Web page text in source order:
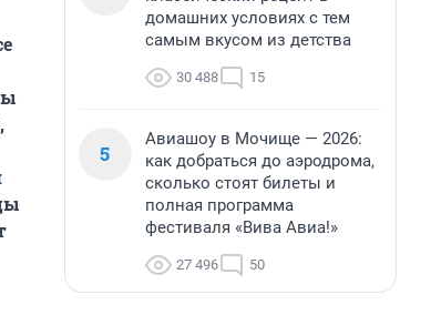
домашних условиях с тем
самым вкусом из детства
30 488 15
5
Авиашоу в Мочище — 2026:
как добраться до аэродрома,
сколько стоят билеты и
полная программа
фестиваля «Вива Авиа!»
27 496 50